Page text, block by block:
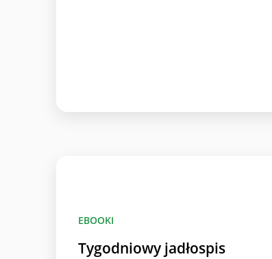
EBOOKI
Tygodniowy jadłospis